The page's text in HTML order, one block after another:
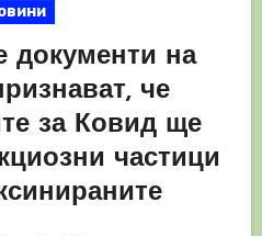
документи на
че
за Ковид ще
частици